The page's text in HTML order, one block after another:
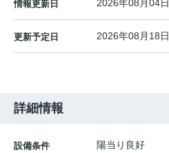
情報更新日 2026年08月04日
更新予定日 2026年08月18日
詳細情報
設備条件
陽当り良好